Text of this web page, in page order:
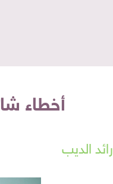
أخطاء
رائد الديب